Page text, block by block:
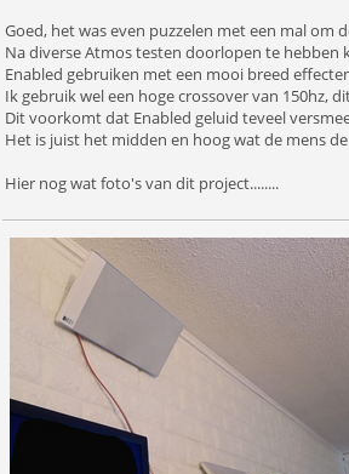
Goed, het was even puzzelen met een mal om
Na diverse Atmos testen doorlopen te hebben
Enabled gebruiken met een mooi breed
Ik gebruik wel een hoge crossover van 150hz,
Dit voorkomt dat Enabled geluid teveel
Het is juist het midden en hoog wat de mens
Hier nog wat foto's van dit project........